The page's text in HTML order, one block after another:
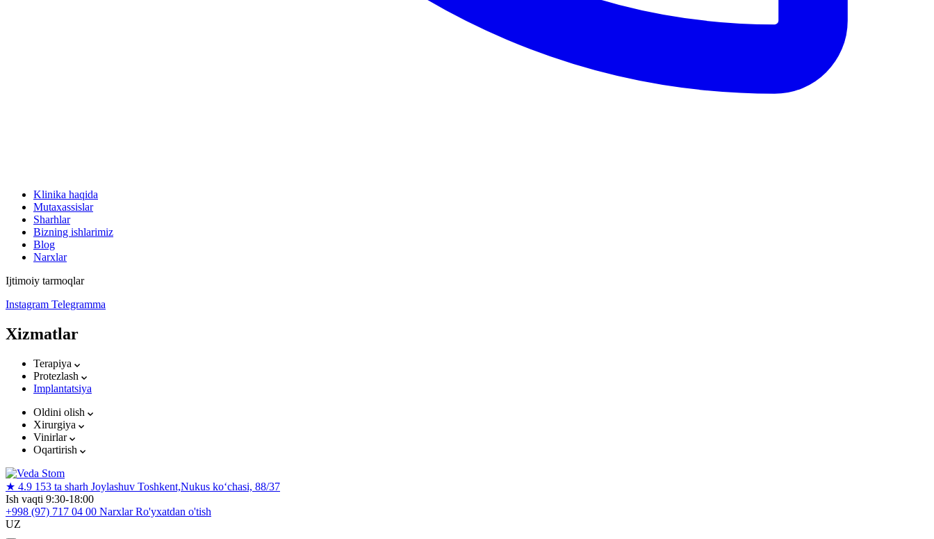
Klinika haqida
Mutaxassislar
Sharhlar
Bizning ishlarimiz
Blog
Narxlar
Ijtimoiy tarmoqlar
Instagram Telegramma
Xizmatlar
Terapiya
Protezlash
Implantatsiya
Oldini olish
Xirurgiya
Vinirlar
Oqartirish
★ 4.9 153 ta sharh Joylashuv Toshkent,Nukus ko‘chasi, 88/37
Ish vaqti 9:30-18:00
+998 (97) 717 04 00 NarxlarRo'yxatdan o'tish
UZ